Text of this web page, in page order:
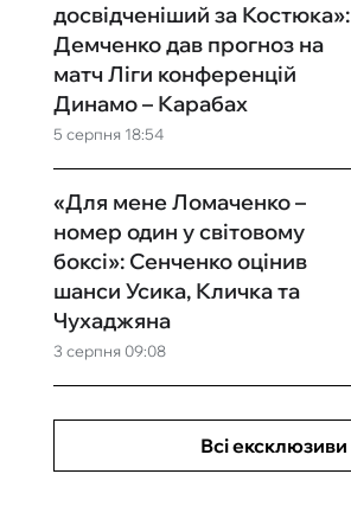
5 серпня 18:54
досвідченіший за Костюка»:
Демченко дав прогноз на
матч Ліги конференцій
Динамо – Карабах
3 серпня 09:08
«Для мене Ломаченко –
номер один у світовому
боксі»: Сенченко оцінив
шанси Усика, Кличка та
Чухаджяна
Всі ексклюзиви